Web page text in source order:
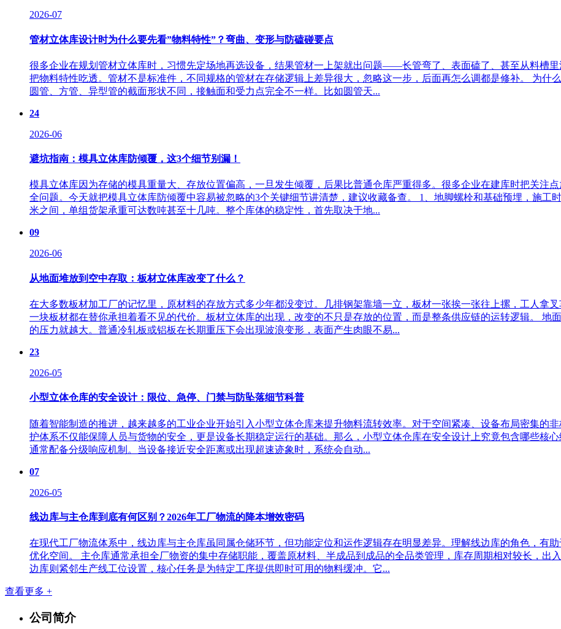
2026-07
管材立体库设计时为什么要先看”物料特性”？弯曲、变形与防磕碰要点
很多企业在规划‌管材立体库‌时，习惯先定场地再选设备，结果管材一上架就出问题——长管弯了、表面磕了、甚至从料槽
把物料特性吃透。管材不是标准件，不同规格的管材在存储逻辑上差异很大，忽略这一步，后面再怎么调都是修补。 为什
圆管、方管、异型管的截面形状不同，接触面和受力点完全不一样。比如圆管天...
24
2026-06
避坑指南：模具立体库防倾覆，这3个细节别漏！
模具立体库因为存储的模具重量大、存放位置偏高，一旦发生倾覆，后果比普通仓库严重得多。很多企业在建库时把关注
全问题。今天就把模具立体库防倾覆中容易被忽略的3个关键细节讲清楚，建议收藏备查。 1、地脚螺栓和基础预埋，施工
米之间，单组货架承重可达数吨甚至十几吨。整个库体的稳定性，首先取决于地...
09
2026-06
从地面堆放到空中存取：板材立体库改变了什么？
在大多数板材加工厂的记忆里，原材料的存放方式多少年都没变过。几排钢架靠墙一立，板材一张挨一张往上摞，工人拿
一块板材都在替你承担着看不见的代价。板材立体库的出现，改变的不只是存放的位置，而是整条供应链的运转逻辑。
的压力就越大。普通冷轧板或铝板在长期重压下会出现波浪变形，表面产生肉眼不易...
23
2026-05
小型立体仓库的安全设计：限位、急停、门禁与防坠落细节科普
随着智能制造的推进，越来越多的工业企业开始引入小型立体仓库来提升物料流转效率。对于空间紧凑、设备布局密集的
护体系不仅能保障人员与货物的安全，更是设备长期稳定运行的基础。那么，小型立体仓库在安全设计上究竟包含哪些核
通常配备分级响应机制。当设备接近安全距离或出现超速迹象时，系统会自动...
07
2026-05
线边库与主仓库到底有何区别？2026年工厂物流的降本增效密码
在现代工厂物流体系中，线边库与主仓库虽同属仓储环节，但功能定位和运作逻辑存在明显差异。理解线边库的角色，有
优化空间。 主仓库通常承担全厂物资的集中存储职能，覆盖原材料、半成品到成品的全品类管理，库存周期相对较长，出
边库则紧邻生产线工位设置，核心任务是为特定工序提供即时可用的物料缓冲。它...
查看更多 +
公司简介